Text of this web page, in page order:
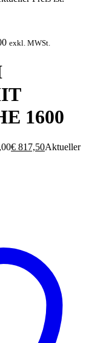
exkl. MWSt.
1600
€ 817,50Aktueller